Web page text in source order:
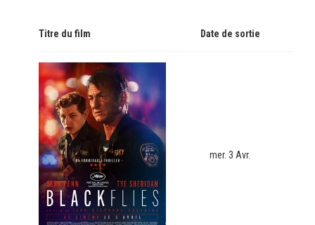
Titre du film Date de sortie
mer. 3 Avr.